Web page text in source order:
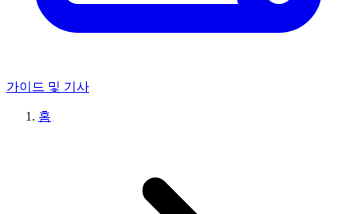
가이드 및 기사
홈